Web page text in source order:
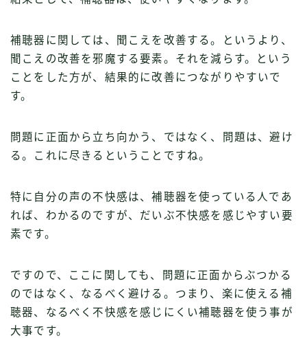
補聴器に関しては、聞こえを改善する。というより、
聞こえの改善を邪魔する要素。それを減らす。という
ことをした方が、結果的に改善につながりやすいで
す。
問題に正面から立ち向かう、ではなく、問題は、避け
る。これに尽きるということですね。
特に自分の声の不快感は、補聴器を使っている人であ
れば、わかるのですが、だいぶ不快感を感じやすい要
素です。
ですので、ここに関しても、問題に正面からぶつかる
のではなく、なるべく避ける。つまり、楽に使える補
聴器、なるべく不快感を感じにくい補聴器を使う事が
大事です。